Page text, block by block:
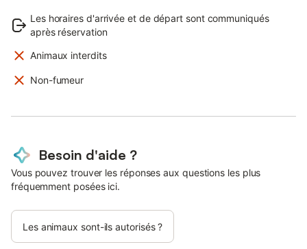
Les horaires d'arrivée et de départ sont communiqués
après réservation
Animaux interdits
Non-fumeur
Besoin d'aide ?
Vous pouvez trouver les réponses aux questions les plus
fréquemment posées ici.
Les animaux sont-ils autorisés ?